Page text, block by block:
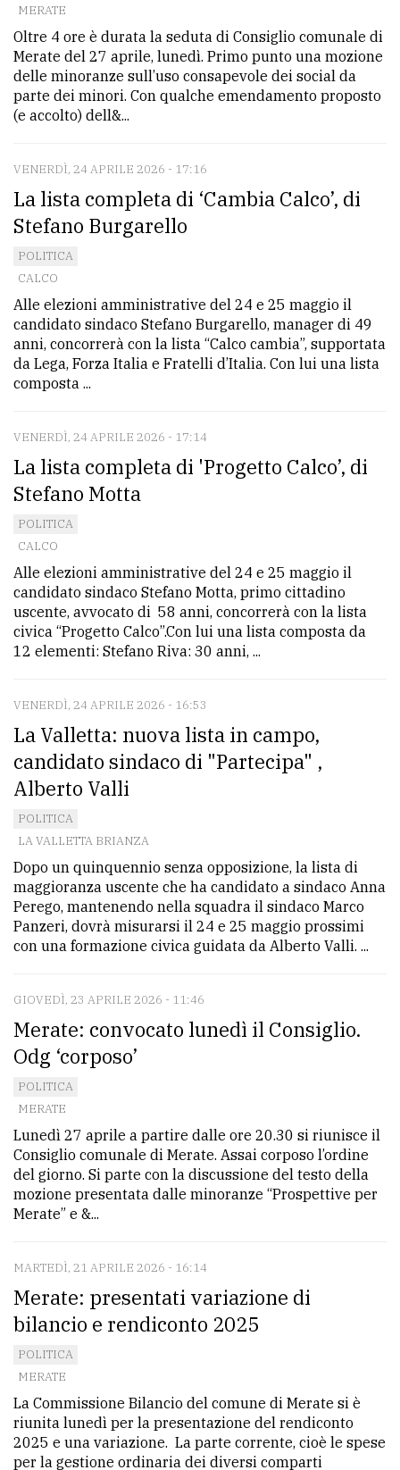
MERATE
Oltre 4 ore è durata la seduta di Consiglio comunale di
Merate del 27 aprile, lunedì. Primo punto una mozione
delle minoranze sull’uso consapevole dei social da
parte dei minori. Con qualche emendamento proposto
(e accolto) dell&...
VENERDÌ, 24 APRILE 2026 - 17:16
La lista completa di ‘Cambia Calco’, di
Stefano Burgarello
POLITICA
CALCO
Alle elezioni amministrative del 24 e 25 maggio il
candidato sindaco Stefano Burgarello, manager di 49
anni, concorrerà con la lista “Calco cambia”, supportata
da Lega, Forza Italia e Fratelli d’Italia. Con lui una lista
composta ...
VENERDÌ, 24 APRILE 2026 - 17:14
La lista completa di 'Progetto Calco’, di
Stefano Motta
POLITICA
CALCO
Alle elezioni amministrative del 24 e 25 maggio il
candidato sindaco Stefano Motta, primo cittadino
uscente, avvocato di 58 anni, concorrerà con la lista
civica “Progetto Calco”.Con lui una lista composta da
12 elementi: Stefano Riva: 30 anni, ...
VENERDÌ, 24 APRILE 2026 - 16:53
La Valletta: nuova lista in campo,
candidato sindaco di "Partecipa" ,
Alberto Valli
POLITICA
LA VALLETTA BRIANZA
Dopo un quinquennio senza opposizione, la lista di
maggioranza uscente che ha candidato a sindaco Anna
Perego, mantenendo nella squadra il sindaco Marco
Panzeri, dovrà misurarsi il 24 e 25 maggio prossimi
con una formazione civica guidata da Alberto Valli. ...
GIOVEDÌ, 23 APRILE 2026 - 11:46
Merate: convocato lunedì il Consiglio.
Odg ‘corposo’
POLITICA
MERATE
Lunedì 27 aprile a partire dalle ore 20.30 si riunisce il
Consiglio comunale di Merate. Assai corposo l’ordine
del giorno. Si parte con la discussione del testo della
mozione presentata dalle minoranze “Prospettive per
Merate” e &...
MARTEDÌ, 21 APRILE 2026 - 16:14
Merate: presentati variazione di
bilancio e rendiconto 2025
POLITICA
MERATE
La Commissione Bilancio del comune di Merate si è
riunita lunedì per la presentazione del rendiconto
2025 e una variazione. La parte corrente, cioè le spese
per la gestione ordinaria dei diversi comparti